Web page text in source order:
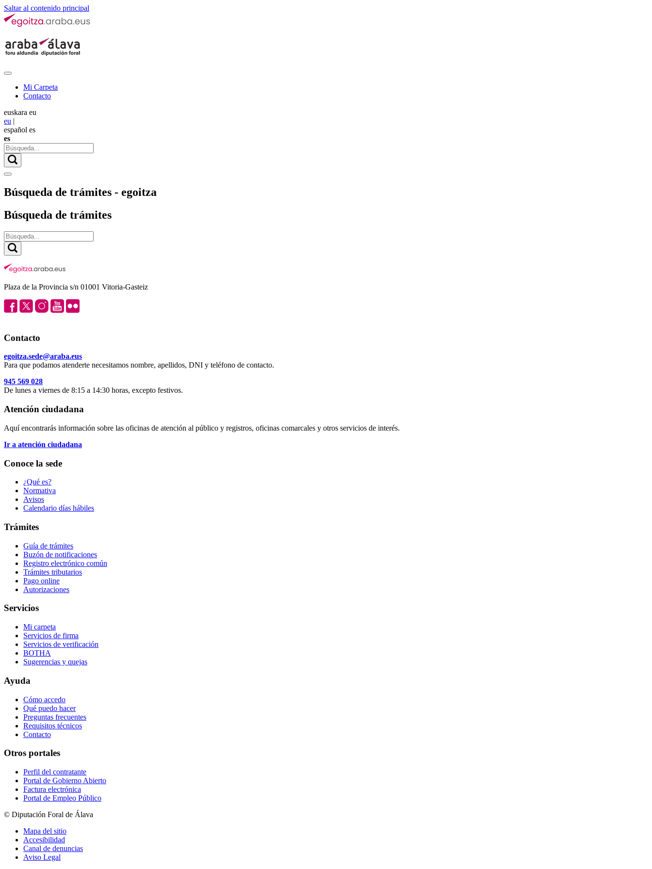
Saltar al contenido principal
Mi Carpeta
Contacto
euskara eu
eu |
español es
es
Búsqueda de trámites - egoitza
Búsqueda de trámites
Plaza de la Provincia s/n 01001 Vitoria-Gasteiz
Contacto
egoitza.sede@araba.eus
Para que podamos atenderte necesitamos nombre, apellidos, DNI y teléfono de contacto.
945 569 028
De lunes a viernes de 8:15 a 14:30 horas, excepto festivos.
Atención ciudadana
Aquí encontrarás información sobre las oficinas de atención al público y registros, oficinas comarcales y otros servicios de interés.
Ir a atención ciudadana
Conoce la sede
¿Qué es?
Normativa
Avisos
Calendario días hábiles
Trámites
Guía de trámites
Buzón de notificaciones
Registro electrónico común
Trámites tributarios
Pago online
Autorizaciones
Servicios
Mi carpeta
Servicios de firma
Servicios de verificación
BOTHA
Sugerencias y quejas
Ayuda
Cómo accedo
Qué puedo hacer
Preguntas frecuentes
Requisitos técnicos
Contacto
Otros portales
Perfil del contratante
Portal de Gobierno Abierto
Factura electrónica
Portal de Empleo Público
© Diputación Foral de Álava
Mapa del sitio
Accesibilidad
Canal de denuncias
Aviso Legal